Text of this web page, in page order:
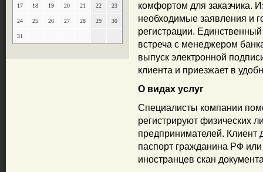
17 18 19 20 21 22 23
24 25 26 27 28 29 30
31
комфортом для заказчика.
необходимые заявления и
регистрации. Единственный
встреча с менеджером
выпуск электронной
клиента и приезжает в
О видах услуг
Специалисты компании
регистрируют физических
предпринимателей. Клиент
паспорт гражданина РФ
иностранцев скан